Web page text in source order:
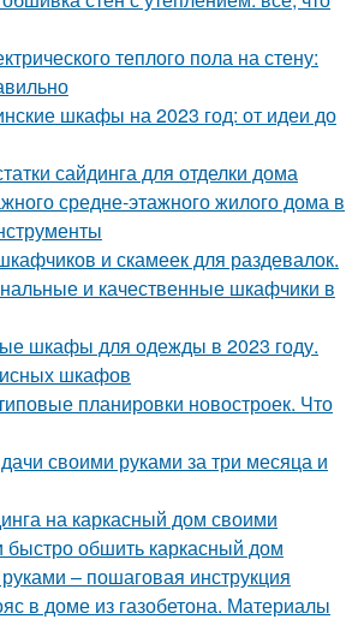
теплого пола на стену:
шкафы на 2023 год: от идеи до
сайдинга для отделки дома
средне-этажного жилого дома в
и скамеек для раздевалок.
и качественные шкафчики в
шкафы для одежды в 2023 году.
шкафов
планировки новостроек. Что
своими руками за три месяца и
на каркасный дом своими
быстро обшить каркасный дом
– пошаговая инструкция
в доме из газобетона. Материалы